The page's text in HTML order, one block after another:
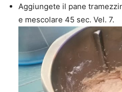
Aggiungete il pane
e mescolare 45 sec. Vel. 7.